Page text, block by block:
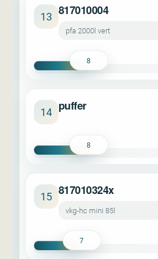
13 817010004
pfa 2000l vert
8
14 puffer
8
15 817010324x
vkg-hc mini 85l
7